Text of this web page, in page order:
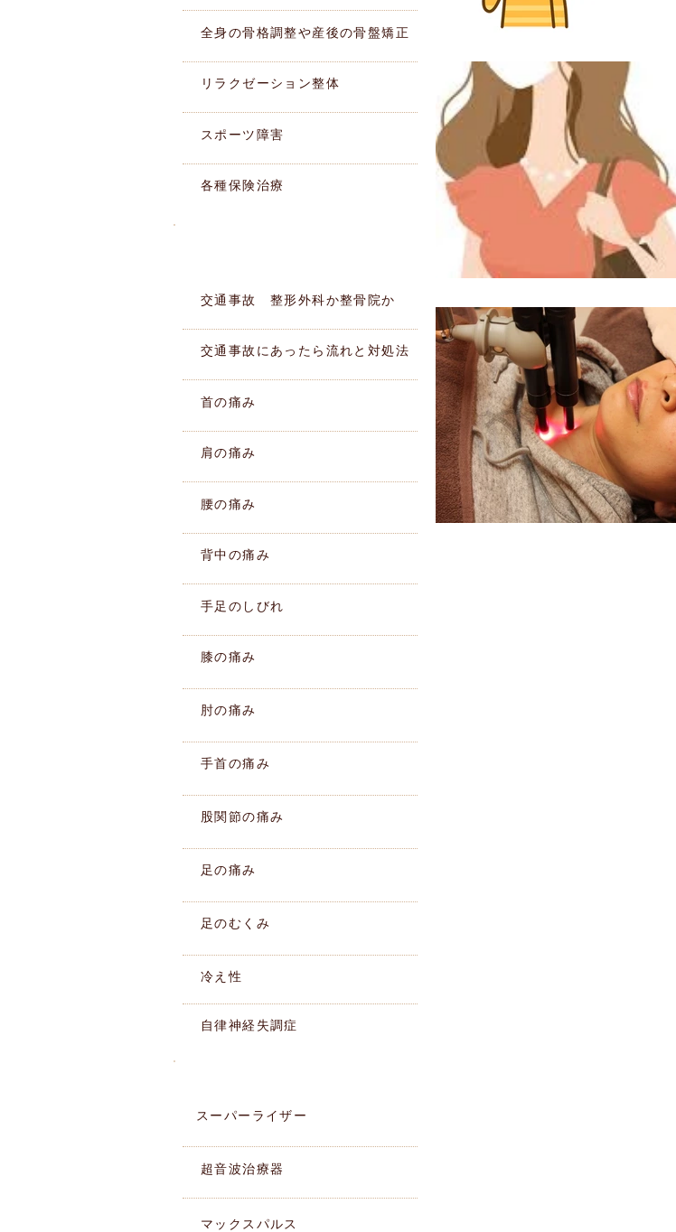
全身の骨格調整や産後の骨盤矯正
リラクゼーション整体
スポーツ障害
各種保険治療
交通事故 整形外科か整骨院か
交通事故にあったら流れと対処法
首の痛み
肩の痛み
腰の痛み
背中の痛み
手足のしびれ
膝の痛み
肘の痛み
手首の痛み
股関節の痛み
足の痛み
足のむくみ
冷え性
自律神経失調症
スーパーライザー
​超音波治療器
マックスパルス